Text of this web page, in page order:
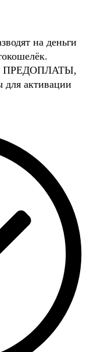
на деньги
ПРЕДОПЛАТЫ,
для активации